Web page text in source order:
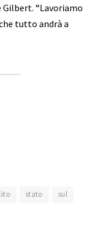
Gilbert. “Lavoriamo
tutto andrà a
stato
sul